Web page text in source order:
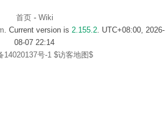
首页- Wiki
. Current version is 2.155.2. UTC+08:00, 2026-
08-07 22:14
14020137号-1 $访客地图$